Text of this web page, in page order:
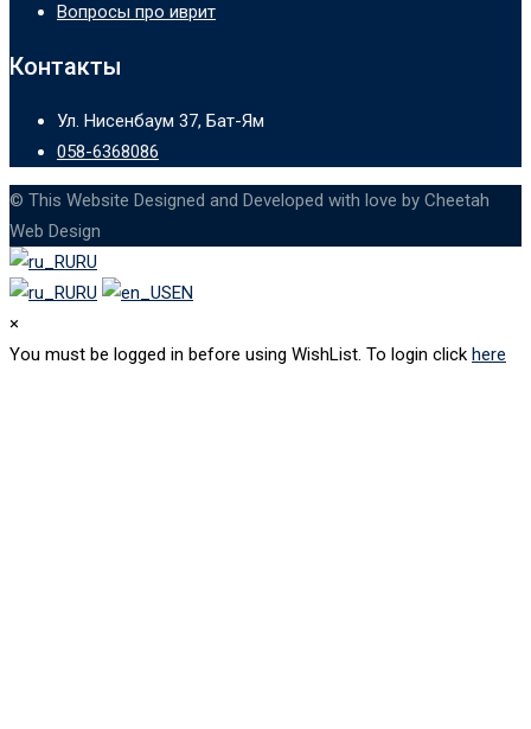
Вопросы про иврит
Контакты
Ул. Нисенбаум 37, Бат-Ям
058-6368086
© This Website Designed and Developed with love by Cheetah
Web Design
RU
RU
EN
×
You must be logged in before using WishList. To login click here